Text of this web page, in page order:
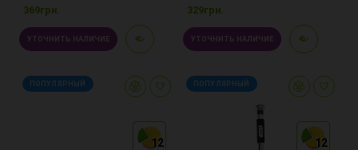
369грн.
УТОЧНИТЬ НАЛИЧИЕ
329грн.
УТОЧНИТЬ НАЛИЧИЕ
12
12
12
ПОПУЛЯРНЫЙ
12
12
12
ПОПУЛЯРНЫЙ